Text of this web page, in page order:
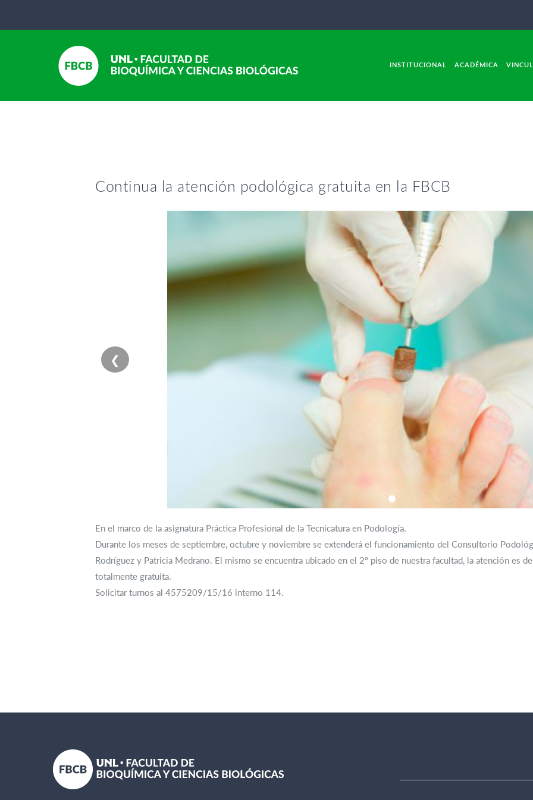
INSTITUCIONAL ACADÉMICA
Continua la atención podológica gratuita en la FBCB
❮
En el marco de la asignatura Práctica Profesional de la Tecnicatura en Podología.
Durante los meses de septiembre, octubre y noviembre se extenderá el funcionamiento del Consultorio
Rodríguez y Patricia Medrano. El mismo se encuentra ubicado en el 2º piso de nuestra facultad, la atención es
totalmente gratuita.
Solicitar turnos al 4575209/15/16 interno 114.